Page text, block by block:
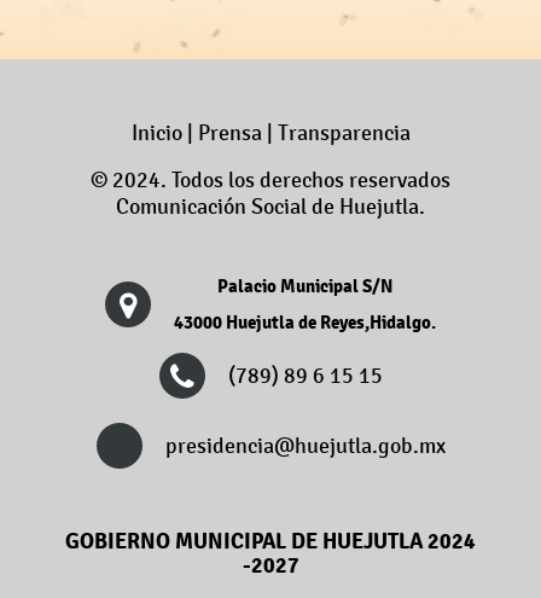
Inicio| Prensa
Transparencia
© 2024. Todos los derechos reservados
Comunicación Social de Huejutla.
Palacio Municipal S/N
43000 Huejutla de Reyes,Hidalgo.
(789) 89 6 15 15
presidencia@huejutla.gob.mx
GOBIERNO MUNICIPAL DE HUEJUTLA 2024
-2027